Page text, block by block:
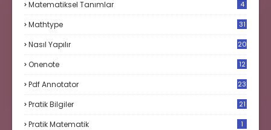
Matematiksel Tanımlar 4
Mathtype 31
Nasıl Yapılır 20
Onenote 12
Pdf Annotator 23
Pratik Bilgiler 21
Pratik Matematik 1